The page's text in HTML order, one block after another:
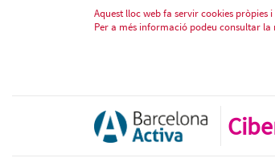
Fitxa ActivitatAquest lloc web fa servir cookies pròpies
Per a més informació podeu consultar la